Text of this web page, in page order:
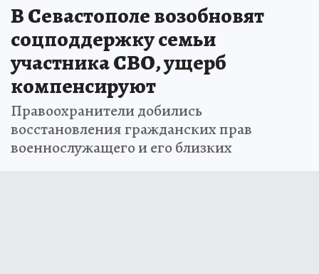
В Севастополе возобновят
соцподдержку семьи
участника СВО, ущерб
компенсируют
Правоохранители добились
восстановления гражданских прав
военнослужащего и его близких